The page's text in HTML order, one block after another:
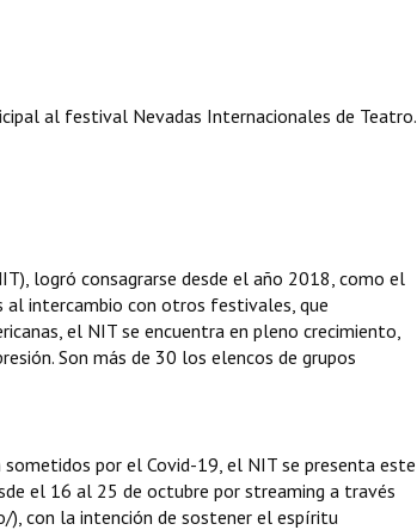
al festival Nevadas Internacionales de Teatro.
logró consagrarse desde el año 2018, como el
al intercambio con otros festivales, que
el NIT se encuentra en pleno crecimiento,
Son más de 30 los elencos de grupos
por el Covid-19, el NIT se presenta este
el 16 al 25 de octubre por streaming a través
con la intención de sostener el espíritu